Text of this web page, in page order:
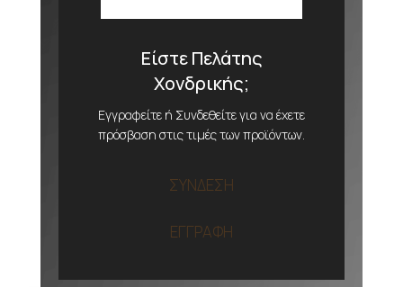
Είστε Πελάτης
Χονδρικής;
Εγγραφείτε ή Συνδεθείτε για να έχετε
πρόσβαση στις τιμές των προϊόντων.
ΣΥΝΔΕΣΗ
ΕΓΓΡΑΦΗ